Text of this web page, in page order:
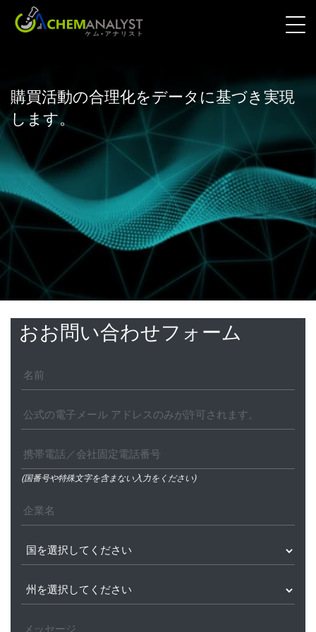
購買活動の合理化をデータに基づき実現
します。
おお問い合わせフォーム
(国番号や特殊文字を含まない入力をください)